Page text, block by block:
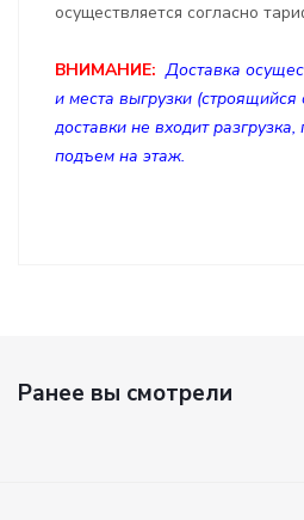
осуществляется согласно
ВНИМАНИЕ: Доставка
и места выгрузки (строящийся
доставки не входит разгрузка,
подъем на этаж.
Ранее вы смотрели